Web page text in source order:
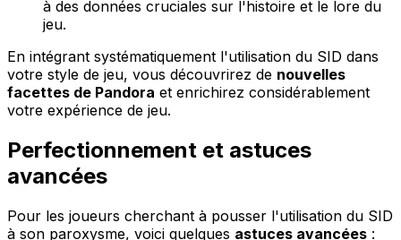
à des données cruciales sur l'histoire et le lore du
jeu.
En intégrant systématiquement l'utilisation du SID dans
votre style de jeu, vous découvrirez de nouvelles
facettes de Pandora et enrichirez considérablement
votre expérience de jeu.
Perfectionnement et astuces
avancées
Pour les joueurs cherchant à pousser l'utilisation du SID
à son paroxysme, voici quelques astuces avancées :